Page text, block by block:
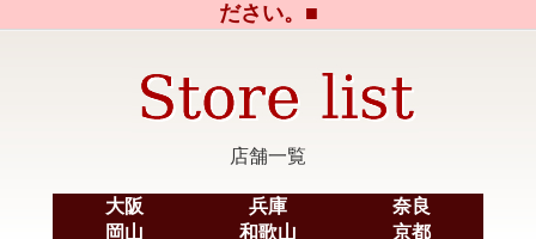
ださい。■
店舗一覧
大阪 兵庫
奈良
岡山
和歌山
京都